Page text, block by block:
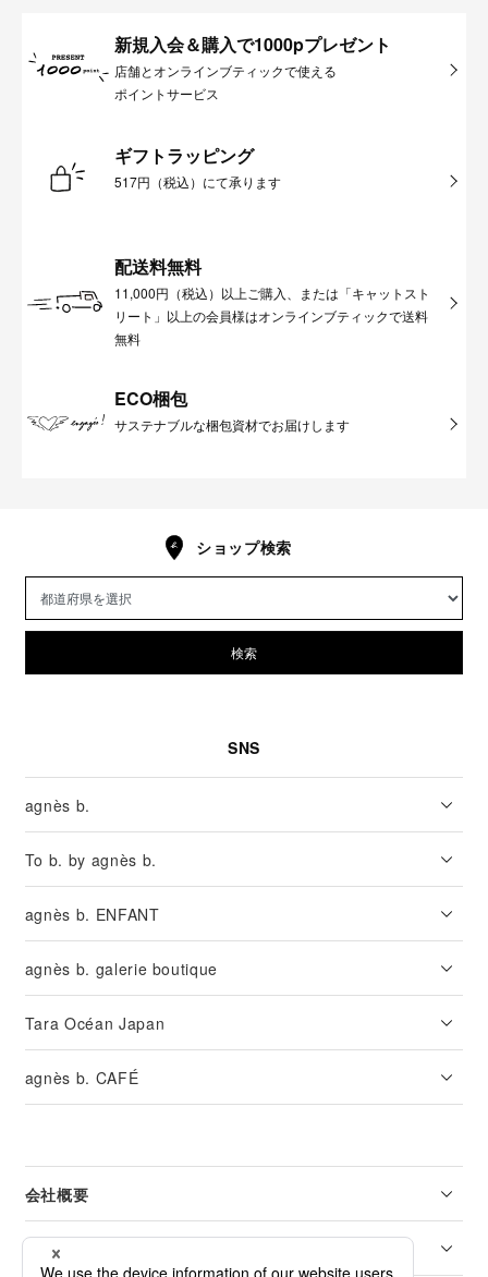
新規入会＆購入で1000pプレゼント
店舗とオンラインブティックで使える
ポイントサービス
ギフトラッピング
517円（税込）にて承ります
配送料無料
11,000円（税込）以上ご購入、または「キャットスト
リート」以上の会員様はオンラインブティックで送料
無料
ECO梱包
サステナブルな梱包資材でお届けします
ショップ検索
検索
SNS
agnès b.
To b. by agnès b.
agnès b. ENFANT
agnès b. galerie boutique
Tara Océan Japan
agnès b. CAFÉ
会社概要
リーガル